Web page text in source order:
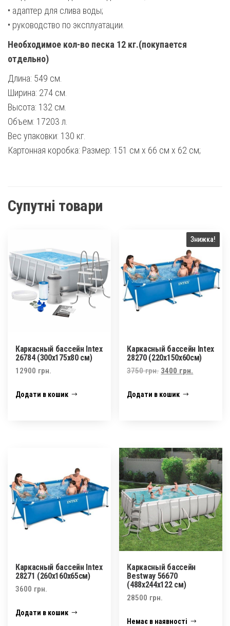
• адаптер для слива воды;
• руководство по эксплуатации.
Необходимое кол-во песка 12 кг.(покупается
отдельно)
Длина: 549 см.
Ширина: 274 см.
Высота: 132 см.
Объем: 17203 л.
Вес упаковки: 130 кг.
Картонная коробка: Размер: 151 см х 66 см х 62 см;
Супутні товари
Каркасный бассейн Intex
26784 (300x175x80 см)
12900 грн.
Додати в кошик
Знижка!
Каркасный бассейн Intex
28270 (220x150x60cм)
3750грн. Оригінальна
3750 грн..
3400 грн.
Додати в кошик
Каркасный бассейн Intex
28271 (260x160x65cм)
3600 грн.
Додати в кошик
Каркасный бассейн
Bestway 56670
(488x244x122 см)
28500 грн.
Немає в наявності